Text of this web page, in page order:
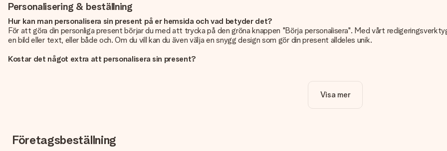
Personalisering & beställning
Hur kan man personalisera sin present på er hemsida och vad betyder det?
För att göra din personliga present börjar du med att trycka på den gröna knappen "Börja personalisera". Med vårt
en bild eller text, eller både och. Om du vill kan du även välja en snygg design som gör din present alldeles unik.
Kostar det något extra att personalisera sin present?
Vi vill vara säkra på att du är helt nöjd med din gåva. Därför är det viktigt att använda foton av hög kvalitet. Om du är osäker på
foto tillsammans med den gåva du är intresserad av att beställa. De kan då kontrollera kvaliteten åt dig!
Du kan ladda upp filer i JPG och PNG-format. Är detta för tekniskt eller har du en bild i ett annat format som du vill använda?
perfekta presenten!
Visa mer
Företagsbeställning